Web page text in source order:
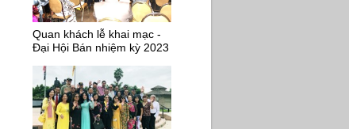
Quan khách lễ khai mạc -
Đại Hội Bán nhiệm kỳ 2023